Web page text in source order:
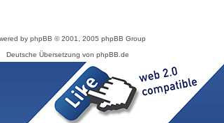
by phpBB © 2001, 2005 phpBB Group
Deutsche Übersetzung von phpBB.de